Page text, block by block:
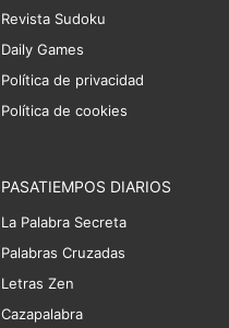
Revista Sudoku
Daily Games
Política de privacidad
Política de cookies
PASATIEMPOS DIARIOS
La Palabra Secreta
Palabras Cruzadas
Letras Zen
Cazapalabra